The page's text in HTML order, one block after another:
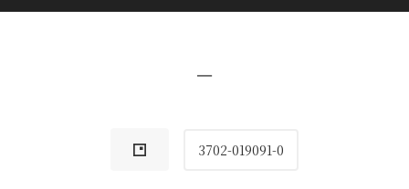
−
3702-019091-0